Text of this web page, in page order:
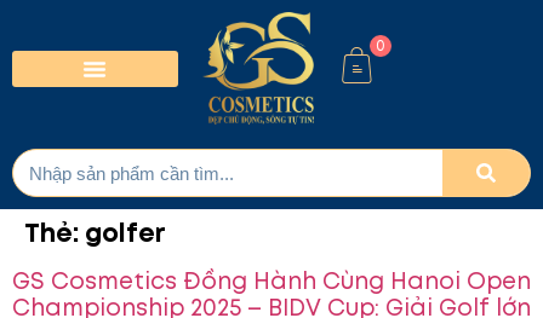
0
Thẻ: golfer
GS Cosmetics Đồng Hành Cùng Hanoi Open
Championship 2025 – BIDV Cup: Giải Golf lớn